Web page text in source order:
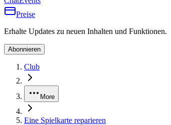
Preise
Erhalte Updates zu neuen Inhalten und Funktionen.
Abonnieren
Club
More
Eine Spielkarte reparieren